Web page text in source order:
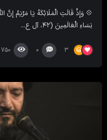
💠 وَإِذْ قَالَتِ الْمَلَائِکَهُ یَا مَرْیَمُ
نِسَاءِ الْعَالَمِینَ (۴۲، آل ع...
3
0
750